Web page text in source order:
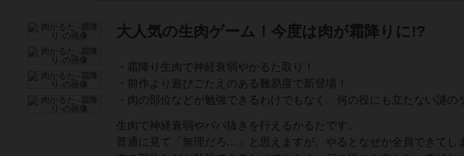
大人気の生肉ゲーム！今度は肉が霜降りに!?
・霜降り生肉で神経衰弱やかるた取り！
・前作より遊びごたえのある難易度で新登場！
・肉の部位などが勉強できるわけでもなく、何の役にも立たない謎の
生肉で神経衰弱やババ抜きを行えるかるたです。
普通に見て「無理だろ…」と思えますが、やるとなぜか全員できてし